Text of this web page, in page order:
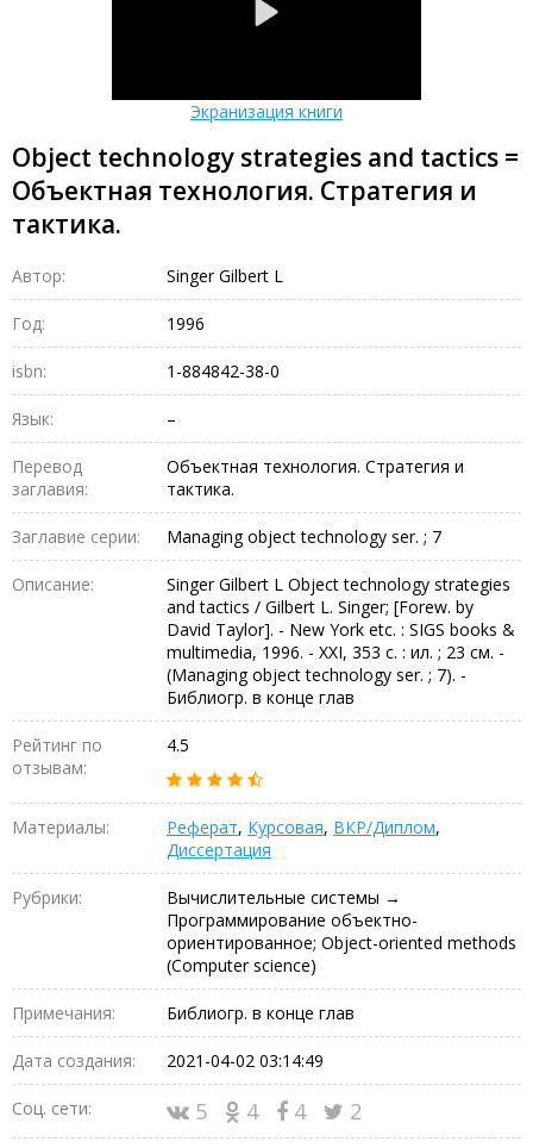
Экранизация книги
Object technology strategies and tactics =
Объектная технология. Стратегия и
тактика.
Автор: Singer Gilbert L
Год: 1996
isbn: 1-884842-38-0
Язык: –
Перевод
заглавия:
Объектная технология. Стратегия и
тактика.
Заглавие серии: Managing object technology ser. ; 7
Описание:
Singer Gilbert L Object technology strategies
and tactics / Gilbert L. Singer; [Forew. by
David Taylor]. - New York etc. : SIGS books &
multimedia, 1996. - XXI, 353 c. : ил. ; 23 см. -
(Managing object technology ser. ; 7). -
Библиогр. в конце глав
Рейтинг по
отзывам:
4.5
Материалы: Реферат, Курсовая, ВКР/Диплом,
Диссертация
Рубрики:
Вычислительные системы →
Программирование объектно-
ориентированное; Object-oriented methods
(Computer science)
Примечания: Библиогр. в конце глав
Дата создания: 2021-04-02 03:14:49
Соц. сети: 5 4 4 2